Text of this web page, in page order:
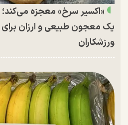
«اکسیر سرخ» معجزه
یک معجون طبیعی و ارزان
ورزشکاران